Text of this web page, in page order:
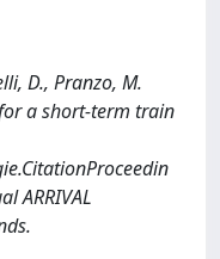
D., Pranzo, M.
a short-term train
ARRIVAL